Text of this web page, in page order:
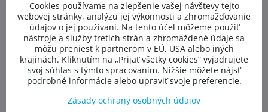
Nerezové LED svetlo pre parnú
kabínu na zapustenie
Skladom
184,50 €
Do košíka
studená biela
Nerezové LED svetlo pre parnú
kabínu na zapustenie
Skladom
87,13 €
Do košíka
Cookies používame na zlepšenie vašej návštevy tejto
webovej stránky, analýzu jej výkonnosti a zhromažďovanie
údajov o jej používaní. Na tento účel môžeme použiť
nástroje a služby tretích strán a zhromaždené údaje sa
môžu preniesť k partnerom v EÚ, USA alebo iných
krajinách. Kliknutím na „Prijať všetky cookies“ vyjadrujete
svoj súhlas s týmto spracovaním. Nižšie môžete nájsť
podrobné informácie alebo upraviť svoje preferencie.
Zásady ochrany osobných údajov